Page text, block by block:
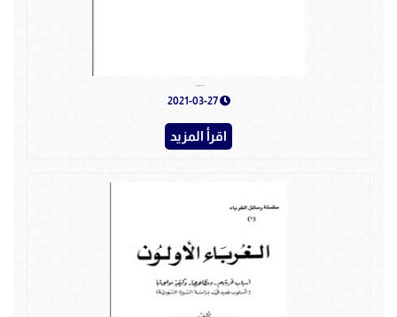
2021-03-27
اقرأ المزيد